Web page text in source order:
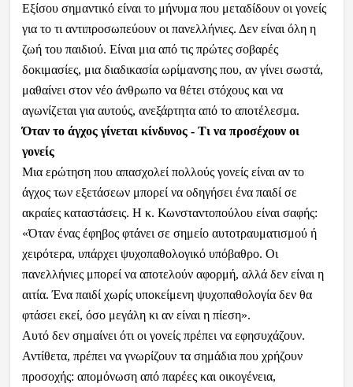
Εξίσου σημαντικό είναι το μήνυμα που μεταδίδουν οι γονείς
για το τι αντιπροσωπεύουν οι πανελλήνιες. Δεν είναι όλη η
ζωή του παιδιού. Είναι μια από τις πρώτες σοβαρές
δοκιμασίες, μια διαδικασία ωρίμανσης που, αν γίνει σωστά,
μαθαίνει στον νέο άνθρωπο να θέτει στόχους και να
αγωνίζεται για αυτούς, ανεξάρτητα από το αποτέλεσμα.
Όταν το άγχος γίνεται κίνδυνος - Τι να προσέχουν οι
γονείς
Μια ερώτηση που απασχολεί πολλούς γονείς είναι αν το
άγχος των εξετάσεων μπορεί να οδηγήσει ένα παιδί σε
ακραίες καταστάσεις. Η κ. Κωνσταντοπούλου είναι σαφής:
«Όταν ένας έφηβος φτάνει σε σημείο αυτοτραυματισμού ή
χειρότερα, υπάρχει ψυχοπαθολογικό υπόβαθρο. Οι
πανελλήνιες μπορεί να αποτελούν αφορμή, αλλά δεν είναι η
αιτία. Ένα παιδί χωρίς υποκείμενη ψυχοπαθολογία δεν θα
φτάσει εκεί, όσο μεγάλη κι αν είναι η πίεση».
Αυτό δεν σημαίνει ότι οι γονείς πρέπει να εφησυχάζουν.
Αντίθετα, πρέπει να γνωρίζουν τα σημάδια που χρήζουν
προσοχής: απομόνωση από παρέες και οικογένεια,